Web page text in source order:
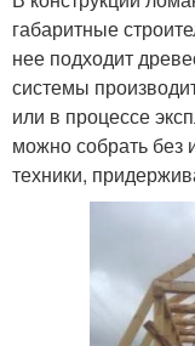
габаритные
нее подходит
системы
или в процессе
можно собрать без
техники,